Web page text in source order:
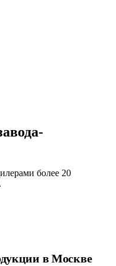
более 20
в Москве